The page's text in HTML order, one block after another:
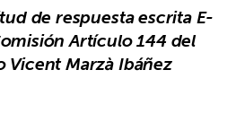
de respuesta escrita E-
Artículo 144 del
Marzà Ibáñez